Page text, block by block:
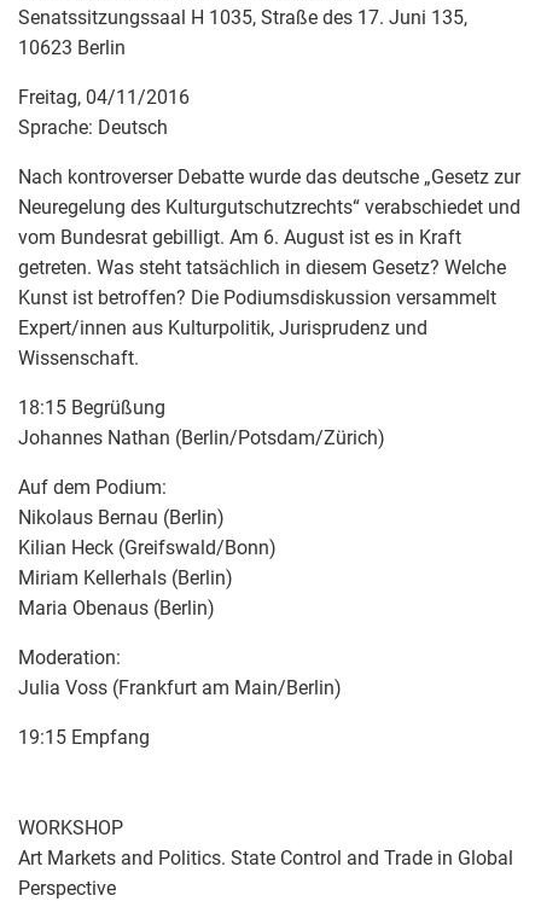
Senatssitzungssaal H 1035, Straße des 17. Juni 135,
10623 Berlin
Freitag, 04/11/2016
Sprache: Deutsch
Nach kontroverser Debatte wurde das deutsche „Gesetz zur
Neuregelung des Kulturgutschutzrechts“ verabschiedet und
vom Bundesrat gebilligt. Am 6. August ist es in Kraft
getreten. Was steht tatsächlich in diesem Gesetz? Welche
Kunst ist betroffen? Die Podiumsdiskussion versammelt
Expert/innen aus Kulturpolitik, Jurisprudenz und
Wissenschaft.
18:15 Begrüßung
Johannes Nathan (Berlin/Potsdam/Zürich)
Auf dem Podium:
Nikolaus Bernau (Berlin)
Kilian Heck (Greifswald/Bonn)
Miriam Kellerhals (Berlin)
Maria Obenaus (Berlin)
Moderation:
Julia Voss (Frankfurt am Main/Berlin)
19:15 Empfang
WORKSHOP
Art Markets and Politics. State Control and Trade in Global
Perspective